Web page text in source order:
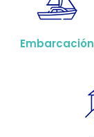
Embarcación